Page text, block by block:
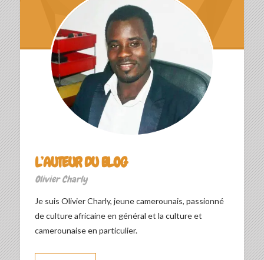
L’AUTEUR DU BLOG
Olivier Charly
Je suis Olivier Charly, jeune camerounais, passionné
de culture africaine en général et la culture et
camerounaise en particulier.